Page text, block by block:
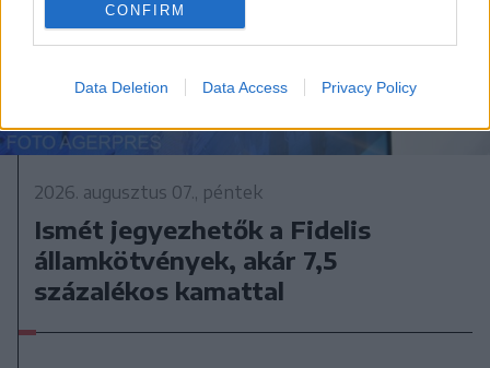
CONFIRM
Data Deletion Data Access Privacy Policy
2026. augusztus 07., péntek
Ismét jegyezhetők a Fidelis
államkötvények, akár 7,5
százalékos kamattal